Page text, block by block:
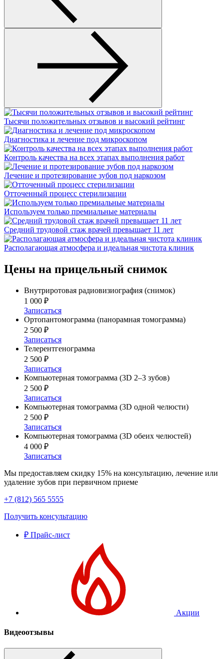
Тысячи положительных отзывов и высокий рейтинг
Диагностика и лечение под микроскопом
Контроль качества на всех этапах выполнения работ
Лечение и протезирование зубов под наркозом
Отточенный процесс стерилизации
Используем только премиальные материалы
Средний трудовой стаж врачей превышает 11 лет
Располагающая атмосфера и идеальная чистота клиник
Цены на прицельный снимок
Внутриротовая радиовизиография (снимок)
1 000 ₽
Записаться
Ортопантомограмма (панорамная томограмма)
2 500 ₽
Записаться
Телерентгенограмма
2 500 ₽
Записаться
Компьютерная томограмма (3D 2–3 зубов)
2 500 ₽
Записаться
Компьютерная томограмма (3D одной челюсти)
2 500 ₽
Записаться
Компьютерная томограмма (3D обеих челюстей)
4 000 ₽
Записаться
Мы предоставляем скидку 15% на консультацию, лечение или
удаление зубов при первичном приеме
+7 (812) 565 5555
Получить консультацию
₽ Прайс-лист
Акции
Видеоотзывы